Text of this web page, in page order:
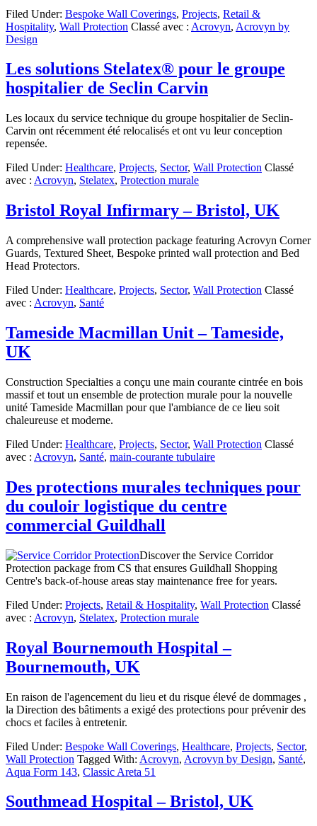
Filed Under: Bespoke Wall Coverings, Projects, Retail &
Hospitality, Wall Protection Classé avec : Acrovyn, Acrovyn by
Design
Les solutions Stelatex® pour le groupe
hospitalier de Seclin Carvin
Les locaux du service technique du groupe hospitalier de Seclin-
Carvin ont récemment été relocalisés et ont vu leur conception
repensée.
Filed Under: Healthcare, Projects, Sector, Wall Protection Classé
avec : Acrovyn, Stelatex, Protection murale
Bristol Royal Infirmary – Bristol, UK
A comprehensive wall protection package featuring Acrovyn Corner
Guards, Textured Sheet, Bespoke printed wall protection and Bed
Head Protectors.
Filed Under: Healthcare, Projects, Sector, Wall Protection Classé
avec : Acrovyn, Santé
Tameside Macmillan Unit – Tameside,
UK
Construction Specialties a conçu une main courante cintrée en bois
massif et tout un ensemble de protection murale pour la nouvelle
unité Tameside Macmillan pour que l'ambiance de ce lieu soit
chaleureuse et moderne.
Filed Under: Healthcare, Projects, Sector, Wall Protection Classé
avec : Acrovyn, Santé, main-courante tubulaire
Des protections murales techniques pour
du couloir logistique du centre
commercial Guildhall
Discover the Service Corridor
Protection package from CS that ensures Guildhall Shopping
Centre's back-of-house areas stay maintenance free for years.
Filed Under: Projects, Retail & Hospitality, Wall Protection Classé
avec : Acrovyn, Stelatex, Protection murale
Royal Bournemouth Hospital –
Bournemouth, UK
En raison de l'agencement du lieu et du risque élevé de dommages ,
la Direction des bâtiments a exigé des protections pour prévenir des
chocs et faciles à entretenir.
Filed Under: Bespoke Wall Coverings, Healthcare, Projects, Sector,
Wall Protection Tagged With: Acrovyn, Acrovyn by Design, Santé,
Aqua Form 143, Classic Areta 51
Southmead Hospital – Bristol, UK